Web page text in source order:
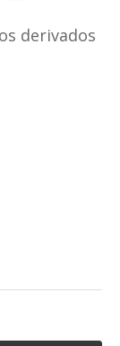
derivados